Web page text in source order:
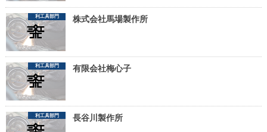
利工具部門 株式会社馬場製作所
利工具部門 有限会社梅心子
利工具部門 長谷川製作所